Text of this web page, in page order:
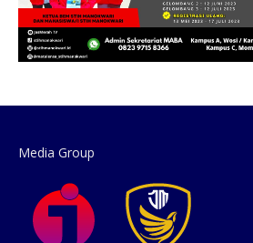
Media Group